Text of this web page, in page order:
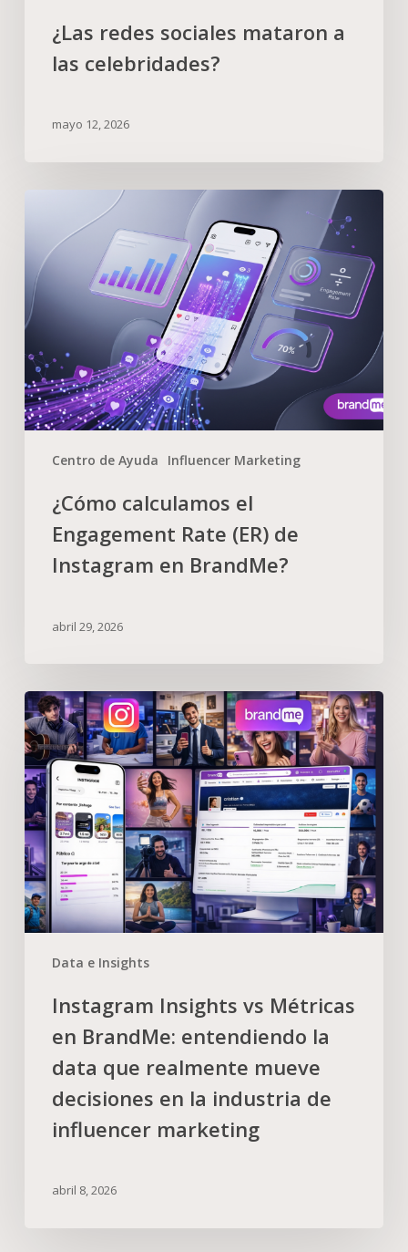
¿Las redes sociales mataron a
las celebridades?
mayo 12, 2026
Centro de Ayuda Influencer Marketing
¿Cómo calculamos el
Engagement Rate (ER) de
Instagram en BrandMe?
abril 29, 2026
Data e Insights
Instagram Insights vs Métricas
en BrandMe: entendiendo la
data que realmente mueve
decisiones en la industria de
influencer marketing
abril 8, 2026